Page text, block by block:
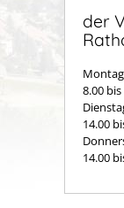
der
8.00
14.00
14.00